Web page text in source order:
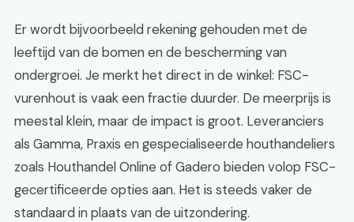
Er wordt bijvoorbeeld rekening gehouden met de
leeftijd van de bomen en de bescherming van
ondergroei. Je merkt het direct in de winkel: FSC-
vurenhout is vaak een fractie duurder. De meerprijs is
meestal klein, maar de impact is groot. Leveranciers
als Gamma, Praxis en gespecialiseerde houthandeliers
zoals Houthandel Online of Gadero bieden volop FSC-
gecertificeerde opties aan. Het is steeds vaker de
standaard in plaats van de uitzondering.